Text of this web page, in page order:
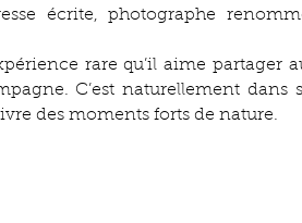
écrite, photographe
rare qu’il aime partager
C’est naturellement dans
des moments forts de nature.